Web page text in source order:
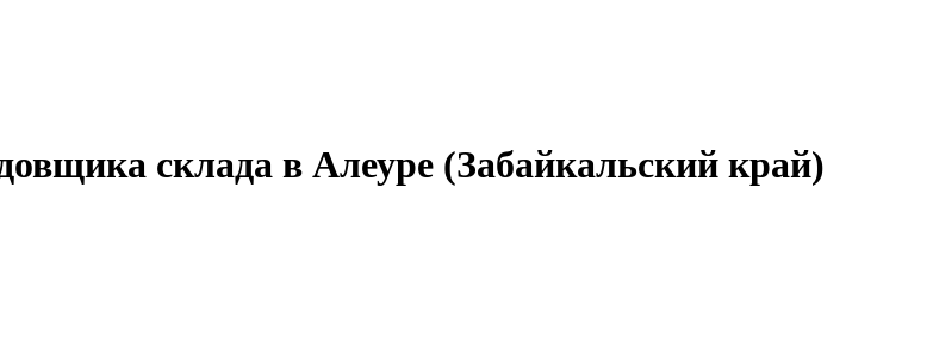
склада в Алеуре (Забайкальский край)